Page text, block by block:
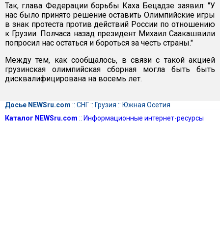
Так, глава Федерации борьбы Каха Бецадзе заявил: "У
нас было принято решение оставить Олимпийские игры
в знак протеста против действий России по отношению
к Грузии. Полчаса назад президент Михаил Саакашвили
попросил нас остаться и бороться за честь страны."
Между тем, как сообщалось, в связи с такой акцией
грузинская олимпийская сборная могла быть быть
дисквалифицирована на восемь лет.
Досье NEWSru.com :: СНГ:: Грузия :: Южная Осетия
Каталог NEWSru.com :: Информационные интернет-ресурсы